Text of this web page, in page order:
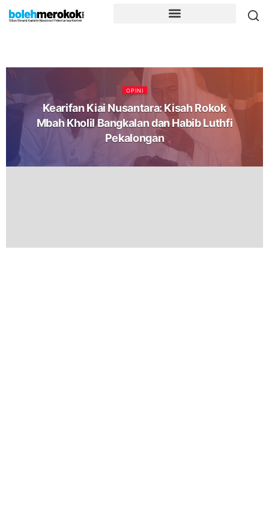
OPINI
Kearifan Kiai Nusantara: Kisah Rokok
Mbah Kholil Bangkalan dan Habib Luthfi
Pekalongan